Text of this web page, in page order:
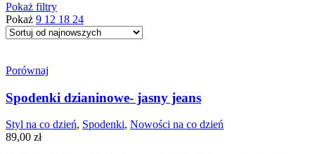
Pokaż filtry
Pokaż 9 12 18 24
Porównaj
Spodenki dzianinowe- jasny jeans
Styl na co dzień, Spodenki, Nowości na co dzień
89,00 zł